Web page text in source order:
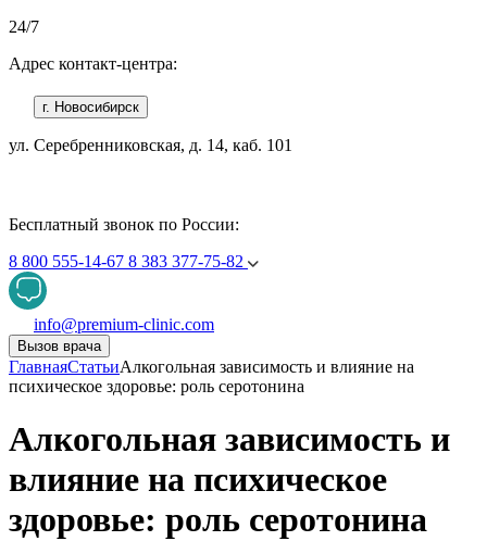
24/7
Адрес контакт-центра:
г. Новосибирск
ул. Серебренниковская, д. 14, каб. 101
Бесплатный звонок по России:
8 800 555-14-67 8 383 377-75-82
info@premium-clinic.com
Вызов врача
ГлавнаяСтатьиАлкогольная зависимость и влияние на
психическое здоровье: роль серотонина
Алкогольная зависимость и
влияние на психическое
здоровье: роль серотонина